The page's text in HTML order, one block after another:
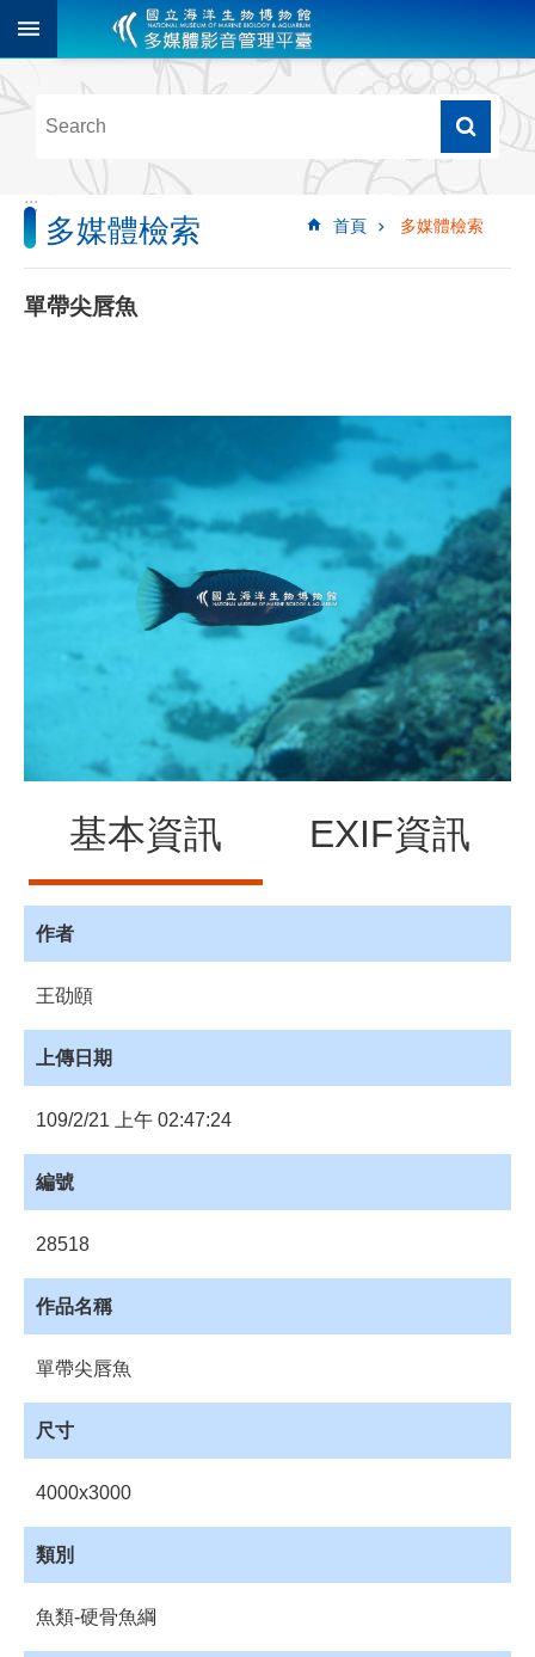
跳到主要內容區塊
階
尋
多
媒
體
檢
像
音
專
頁
入
網
站
覽
管
理
管
理
資
:::
首頁 多媒體檢索
多媒體檢索
單帶尖唇魚
基本資訊 EXIF資訊
作者
王劭頤
上傳日期
109/2/21 上午 02:47:24
編號
28518
作品名稱
單帶尖唇魚
尺寸
4000x3000
類別
魚類-硬骨魚綱